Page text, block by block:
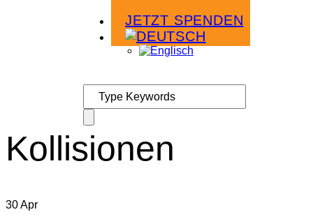
JETZT SPENDEN
Kollisionen
30Apr